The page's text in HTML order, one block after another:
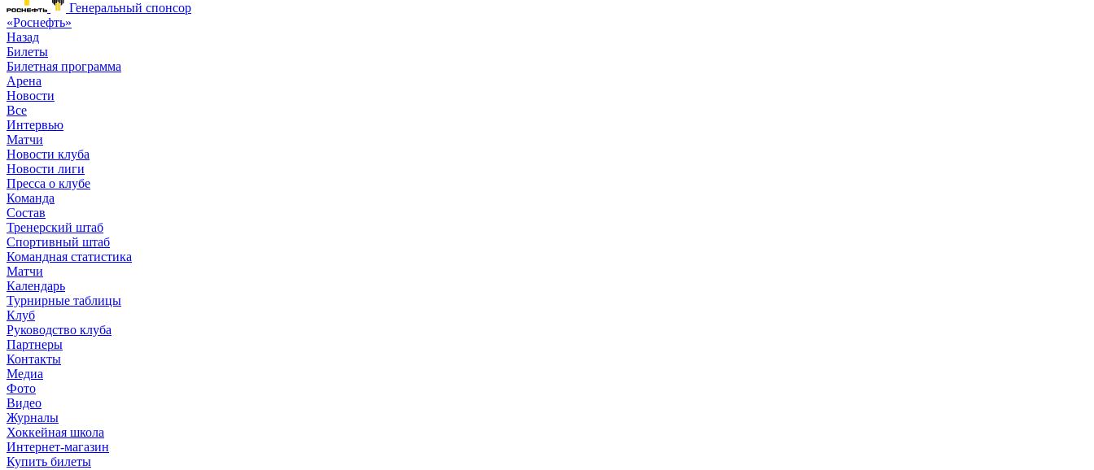
Генеральный спонсор
«Роснефть»
Назад
Билеты
Билетная программа
Арена
Новости
Все
Интервью
Матчи
Новости клуба
Новости лиги
Пресса о клубе
Команда
Состав
Тренерский штаб
Спортивный штаб
Командная статистика
Матчи
Календарь
Турнирные таблицы
Клуб
Руководство клуба
Партнеры
Контакты
Медиа
Фото
Видео
Журналы
Хоккейная школа
Интернет-магазин
Купить билеты